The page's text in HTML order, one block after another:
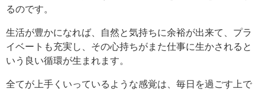
るのです。
生活が豊かになれば、自然と気持ちに余裕が出来て、プラ
イベートも充実し、その心持ちがまた仕事に生かされると
いう良い循環が生まれます。
全てが上手くいっているような感覚は、毎日を過ごす上で